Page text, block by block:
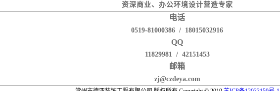
资深商业、办公环境设计营造专家
电话
0519-81000386 / 18015032916
QQ
11829981 / 42151453
邮箱
zj@czdeya.com